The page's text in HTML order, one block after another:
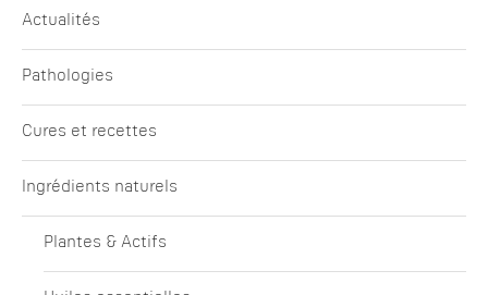
Actualités
Pathologies
Cures et recettes
Ingrédients naturels
Plantes & Actifs